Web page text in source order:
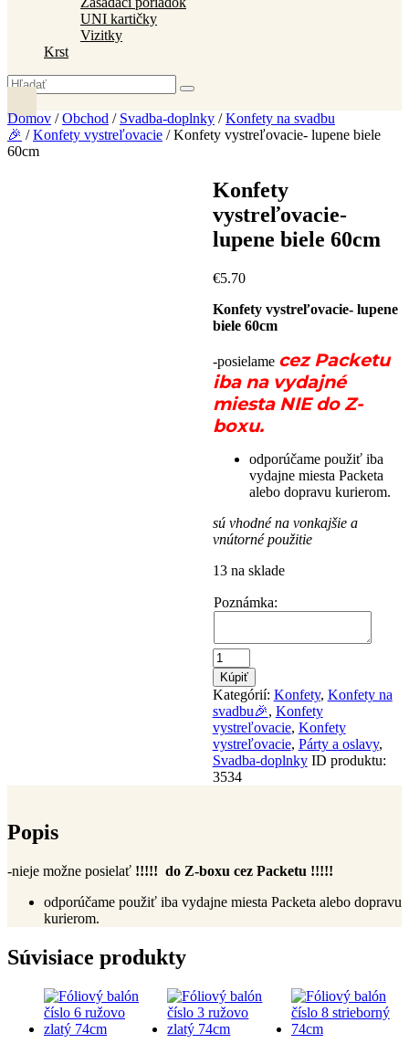
UNI kartičky
Vizitky
Krst
Domov /Obchod / Svadba-doplnky /Konfety na svadbu
🎉 /Konfety vystreľovacie / Konfety vystreľovacie- lupene biele
60cm
Konfety
vystreľovacie-
lupene biele 60cm
€5.70
Konfety vystreľovacie- lupene
biele 60cm
-posielame cez Packetu
iba na vydajné
miesta NIE do Z-
boxu.
odporúčame použiť iba
vydajne miesta Packeta
alebo dopravu kurierom.
sú vhodné na vonkajšie a
vnútorné použitie
13 na sklade
Poznámka:
množstvo
Konfety
vystreľovacie-
lupene
biele
60cm
Kúpiť
Kategórií: Konfety, Konfety na
svadbu🎉, Konfety
vystreľovacie, Konfety
vystreľovacie, Párty a oslavy,
Svadba-doplnky ID produktu:
3534
Popis
-nieje možne posielať !!!!! do Z-boxu cez Packetu !!!!!
odporúčame použiť iba vydajne miesta Packeta alebo dopravu
kurierom.
Súvisiace produkty